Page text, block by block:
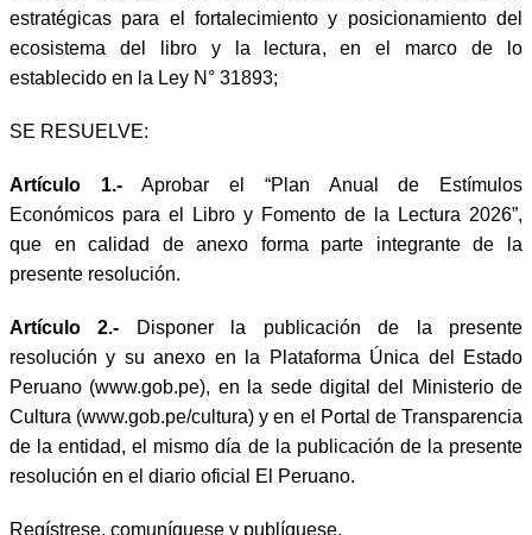
estratégicas para el fortalecimiento y posicionamiento del
ecosistema del libro y la lectura, en el marco de lo
establecido en la Ley N° 31893;
SE RESUELVE:
Artículo 1.-Aprobar el “Plan Anual de Estímulos
Económicos para el Libro y Fomento de la Lectura 2026”,
que en calidad de anexo forma parte integrante de la
presente resolución.
Artículo 2.-
Disponer la publicación de la presente
resolución y su anexo en la Plataforma Única del Estado
Peruano (www.gob.pe), en la sede digital del Ministerio de
Cultura (www.gob.pe/cultura) y en el Portal de Transparencia
de la entidad, el mismo día de la publicación de la presente
resolución en el diario oficial El Peruano.
Regístrese, comuníquese y publíquese.